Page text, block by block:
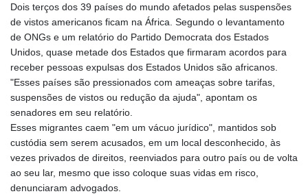
JEP 0.856496
JMD 183.008911
JOD 0.81702
JPY 182.503455
KES 149.119782
KGS 100.775889
KHR 4683.930475
KRW 1633.531568
KWD 0.356065
KYD 0.962162
KZT 541.02372
Dois terços dos 39 países do mundo afetados pelas suspensões
de vistos americanos ficam na África. Segundo o levantamento
de ONGs e um relatório do Partido Democrata dos Estados
Unidos, quase metade dos Estados que firmaram acordos para
receber pessoas expulsas dos Estados Unidos são africanos.
"Esses países são pressionados com ameaças sobre tarifas,
suspensões de vistos ou redução da ajuda", apontam os
senadores em seu relatório.
Esses migrantes caem "em um vácuo jurídico", mantidos sob
custódia sem serem acusados, em um local desconhecido, às
vezes privados de direitos, reenviados para outro país ou de volta
ao seu lar, mesmo que isso coloque suas vidas em risco,
denunciaram advogados.